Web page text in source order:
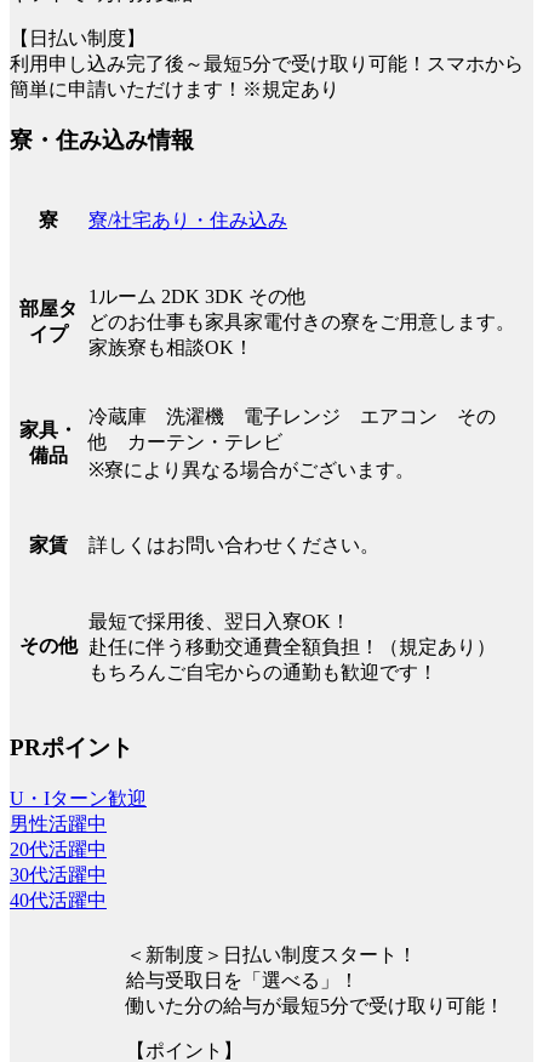
【日払い制度】
利用申し込み完了後～最短5分で受け取り可能！スマホから
簡単に申請いただけます！※規定あり
寮・住み込み情報
寮 寮/社宅あり・住み込み
部屋タ
イプ
1ルーム 2DK 3DK その他
どのお仕事も家具家電付きの寮をご用意します。
家族寮も相談OK！
家具・
備品
冷蔵庫 洗濯機 電子レンジ エアコン その
他 カーテン・テレビ
※寮により異なる場合がございます。
家賃 詳しくはお問い合わせください。
その他
最短で採用後、翌日入寮OK！
赴任に伴う移動交通費全額負担！（規定あり）
もちろんご自宅からの通勤も歓迎です！
PRポイント
U・Iターン歓迎
男性活躍中
20代活躍中
30代活躍中
40代活躍中
＜新制度＞日払い制度スタート！
給与受取日を「選べる」！
働いた分の給与が最短5分で受け取り可能！
【ポイント】